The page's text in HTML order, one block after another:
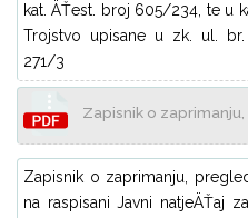
kat. ÄŤest. broj 605/234, te u
Trojstvo upisane u zk. ul.
271/3
Zapisnik o
Zapisnik o zaprimanju,
na raspisani Javni natjeÄŤaj